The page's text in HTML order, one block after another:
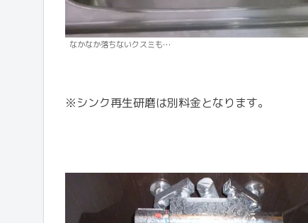
なかなか落ちないクスミも…
※シンク再生研磨は別料金となります。